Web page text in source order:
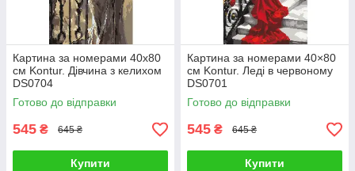
Картина за номерами 40х80
см Kontur. Дівчина з келихом
DS0704
Готово до відправки
545 ₴ 645 ₴
Купити
Картина за номерами 40×80
см Kontur. Леді в червоному
DS0701
Готово до відправки
545 ₴ 645 ₴
Купити